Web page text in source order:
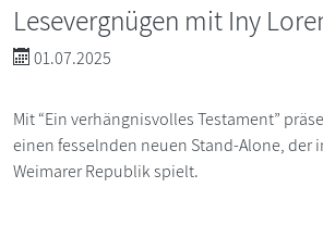
Lesevergnügen mit Iny
01.07.2025
Mit “Ein verhängnisvolles Testament”
einen fesselnden neuen Stand-Alone, der
Weimarer Republik spielt.